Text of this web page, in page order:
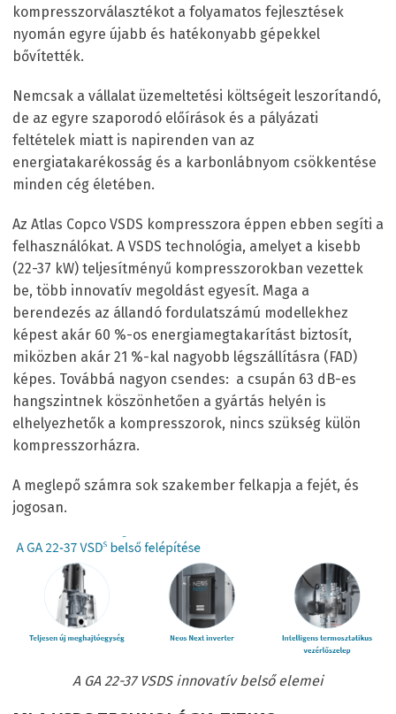
kompresszorválasztékot a folyamatos fejlesztések
nyomán egyre újabb és hatékonyabb gépekkel
bővítették.
Nemcsak a vállalat üzemeltetési költségeit leszorítandó,
de az egyre szaporodó előírások és a pályázati
feltételek miatt is napirenden van az
energiatakarékosság és a karbonlábnyom csökkentése
minden cég életében.
Az Atlas Copco VSDS kompresszora éppen ebben segíti a
felhasználókat. A VSDS technológia, amelyet a kisebb
(22-37 kW) teljesítményű kompresszorokban vezettek
be, több innovatív megoldást egyesít. Maga a
berendezés az állandó fordulatszámú modellekhez
képest akár 60 %-os energiamegtakarítást biztosít,
miközben akár 21 %-kal nagyobb légszállításra (FAD)
képes. Továbbá nagyon csendes: a csupán 63 dB-es
hangszintnek köszönhetően a gyártás helyén is
elhelyezhetők a kompresszorok, nincs szükség külön
kompresszorházra.
A meglepő számra sok szakember felkapja a fejét, és
jogosan.
A GA 22-37 VSDSinnovatív belső elemei